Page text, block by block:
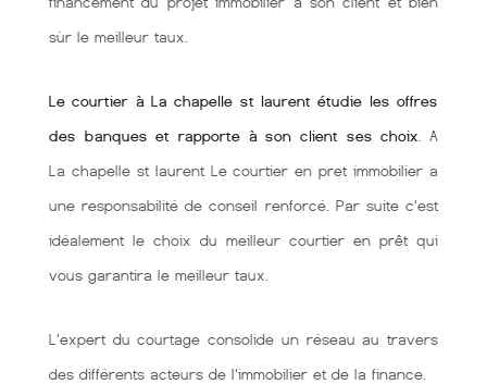
sùr le meilleur taux.
Le courtier à La chapelle st laurent étudie les offres
des banques et rapporte à son client ses choix . A
La chapelle st laurent Le courtier en pret immobilier a
une responsabilité de conseil renforcé. Par suite c'est
idéalement le choix du meilleur courtier en prêt qui
vous garantira le meilleur taux.
L'expert du courtage consolide un réseau au travers
des différents acteurs de l'immobilier et de la finance.